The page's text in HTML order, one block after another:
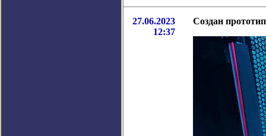
27.06.2023
12:37
Создан